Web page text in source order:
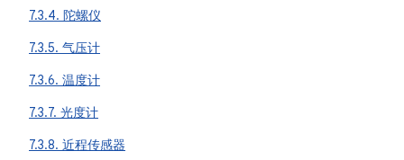
7.3.4. 陀螺仪
7.3.5. 气压计
7.3.6. 温度计
7.3.7. 光度计
7.3.8. 近程传感器